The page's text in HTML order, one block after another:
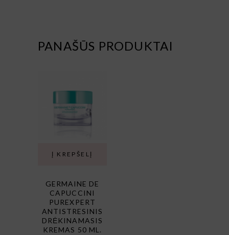
PANAŠŪS PRODUKTAI
Į KREPŠELĮ
GERMAINE DE
CAPUCCINI
PUREXPERT
ANTISTRESINIS
DRĖKINAMASIS
KREMAS 50 ML.